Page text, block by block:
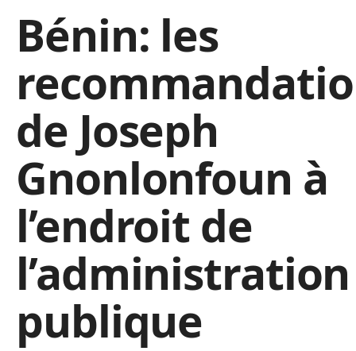
Bénin: les
de Joseph
Gnonlonfoun à
l’endroit de
l’administration
publique